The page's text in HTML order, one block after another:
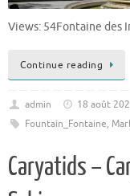
Views: 54Fontaine des
Continue reading
admin 18 août
Fountain_Fontaine,
Caryatids –